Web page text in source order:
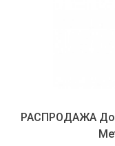
РАСПРОДАЖА